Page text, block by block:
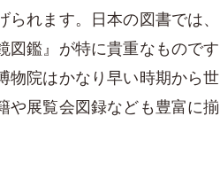
れます。日本の図書では
図鑑』が特に貴重なもので
院はかなり早い時期から
展覧会図録なども豊富に揃